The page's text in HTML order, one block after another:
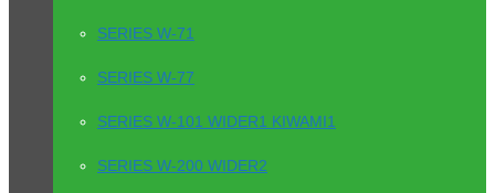
SERIES W-71
SERIES W-77
SERIES W-101 WIDER1 KIWAMI1
SERIES W-200 WIDER2